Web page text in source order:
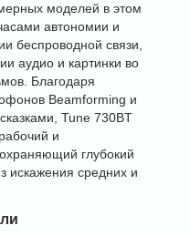
моделей в этом
автономии и
беспроводной связи,
аудио и картинки во
Благодаря
Beamforming и
Tune 730BT
и
глубокий
искажения средних и